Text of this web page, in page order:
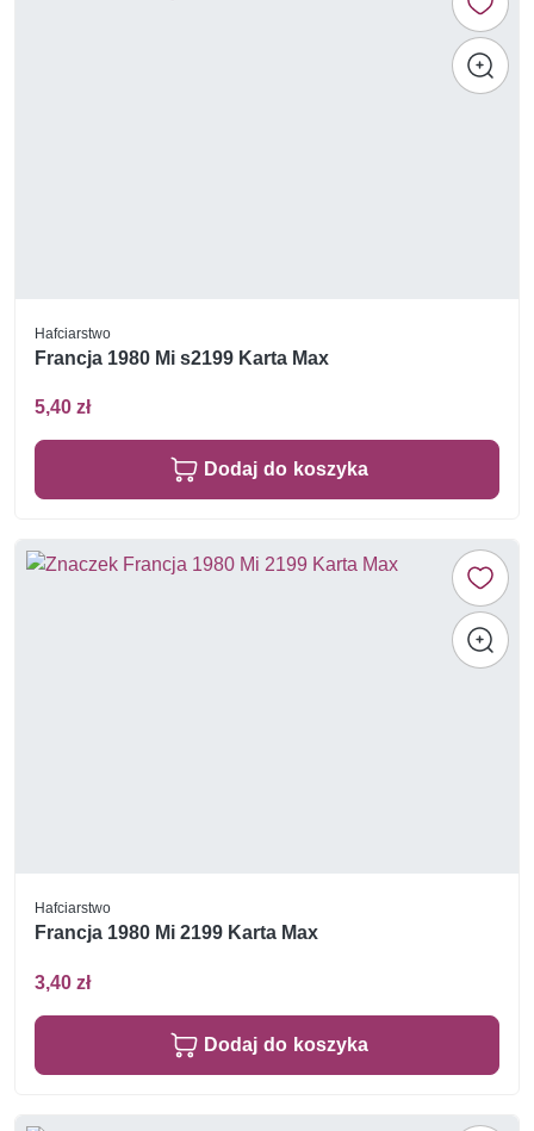
Hafciarstwo
Francja 1980 Mi s2199 Karta Max
5,40 zł
Dodaj do koszyka
Hafciarstwo
Francja 1980 Mi 2199 Karta Max
3,40 zł
Dodaj do koszyka